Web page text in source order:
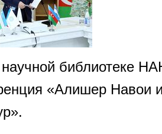
библиотеке
«Алишер Навои